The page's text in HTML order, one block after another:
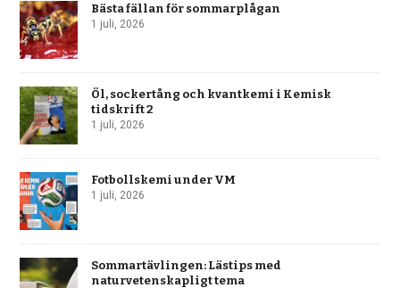
Bästa fällan för sommarplågan
1 juli, 2026
Öl, sockertång och kvantkemi i Kemisk
tidskrift 2
1 juli, 2026
Fotbollskemi under VM
1 juli, 2026
Sommartävlingen: Lästips med
naturvetenskapligt tema